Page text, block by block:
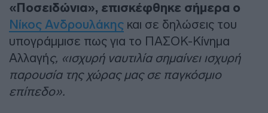
«Ποσειδώνια», επισκέφθηκε σήμερα ο
Νίκος Ανδρουλάκης και σε δηλώσεις του
υπογράμμισε πως για το ΠΑΣΟΚ-Κίνημα
Αλλαγής, «ισχυρή ναυτιλία σημαίνει ισχυρή
παρουσία της χώρας μας σε παγκόσμιο
επίπεδο».